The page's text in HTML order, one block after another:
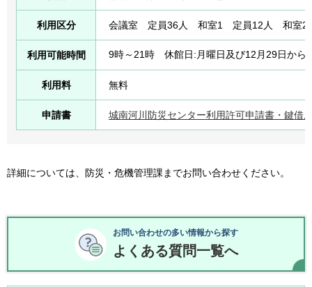
利用区分 会議室 定員36人 和室1 定員12人 和室2
利用可能時間 9時～21時 休館日:月曜日及び12月29日から
利用料 無料
申請書 城南河川防災センター利用許可申請書・鍵借
詳細については、防災・危機管理課までお問い合わせください。
お問い合わせの多い情報から探す
よくある質問一覧へ